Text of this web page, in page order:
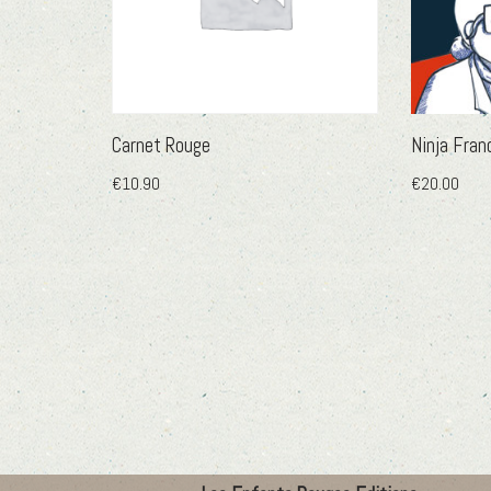
Carnet Rouge
€10.90
Ninja
€20.00